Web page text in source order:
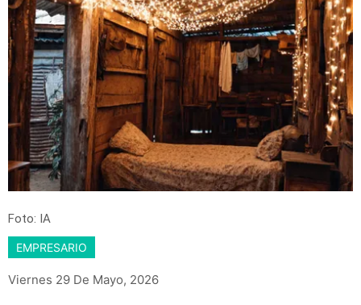
Foto: IA
EMPRESARIO
Viernes 29 De Mayo, 2026